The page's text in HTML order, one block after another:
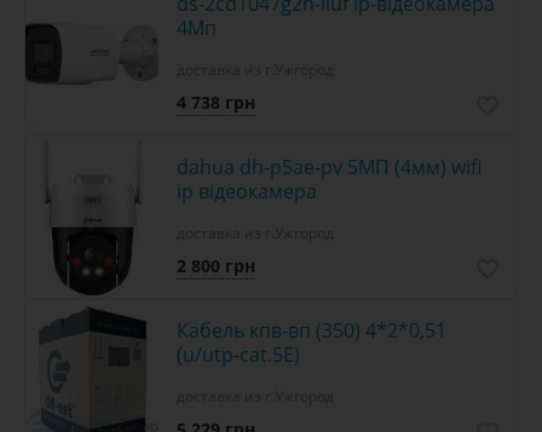
4Мп
4 738 грн
dahua dh-p5ae-pv 5МП (4мм) wifi
ip відеокамера
2 800 грн
Кабель кпв-вп (350) 4*2*0,51
(u/utp-cat.5E)